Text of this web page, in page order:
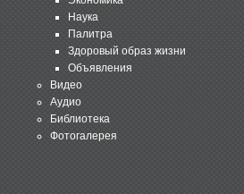
Наука
Палитра
Здоровый образ жизни
Объявления
Видео
Аудио
Библиотека
Фотогалерея